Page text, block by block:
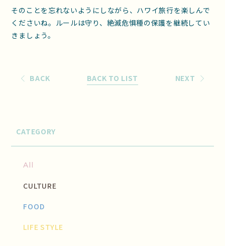
そのことを忘れないようにしながら、ハワイ旅行を楽しんで
くださいね。ルールは守り、絶滅危惧種の保護を継続してい
きましょう。
BACK BACK TO LIST NEXT
CATEGORY
All
CULTURE
FOOD
LIFE STYLE